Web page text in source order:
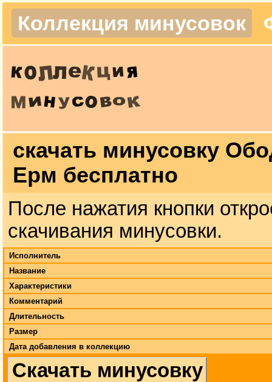
Коллекция минусовок
скачать минусовку
Ерм бесплатно
После нажатия кнопки
скачивания минусовки.
Исполнитель
Название
Характеристики
Комментарий
Длительность
Размер
Дата добавления в коллекцию
Скачать минусовку